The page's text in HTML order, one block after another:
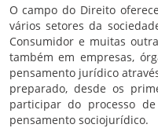
O campo do Direito
vários setores da
Consumidor e muitas
também em empresas,
pensamento jurídico
preparado, desde os
participar do processo
pensamento sociojurídico.